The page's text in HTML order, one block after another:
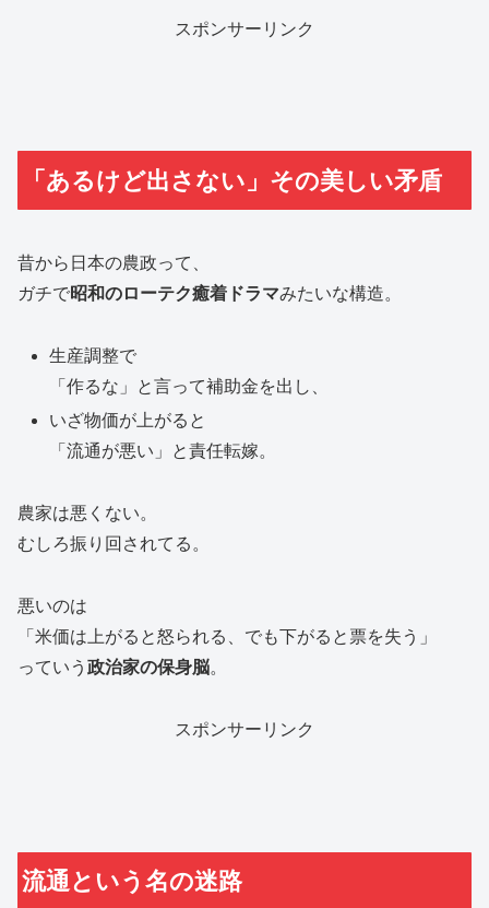
スポンサーリンク
「あるけど出さない」その美しい矛盾
昔から日本の農政って、
ガチで昭和のローテク癒着ドラマみたいな構造。
生産調整で
「作るな」と言って補助金を出し、
いざ物価が上がると
「流通が悪い」と責任転嫁。
農家は悪くない。
むしろ振り回されてる。
悪いのは
「米価は上がると怒られる、でも下がると票を失う」
っていう 政治家の保身脳。
スポンサーリンク
流通という名の迷路